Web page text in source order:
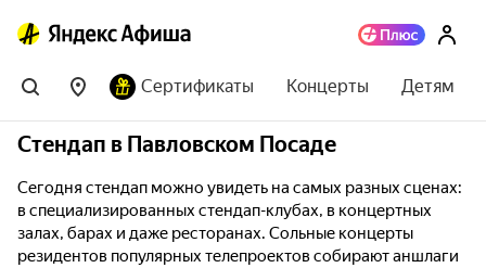
Сертификаты Концерты Детям
Стендап в Павловском Посаде
Сегодня стендап можно увидеть на самых разных сценах:
в специализированных стендап-клубах, в концертных
залах, барах и даже ресторанах. Сольные концерты
резидентов популярных телепроектов собирают аншлаги